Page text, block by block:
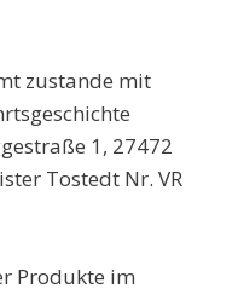
zustande mit
1, 27472
Tostedt Nr. VR
Produkte im